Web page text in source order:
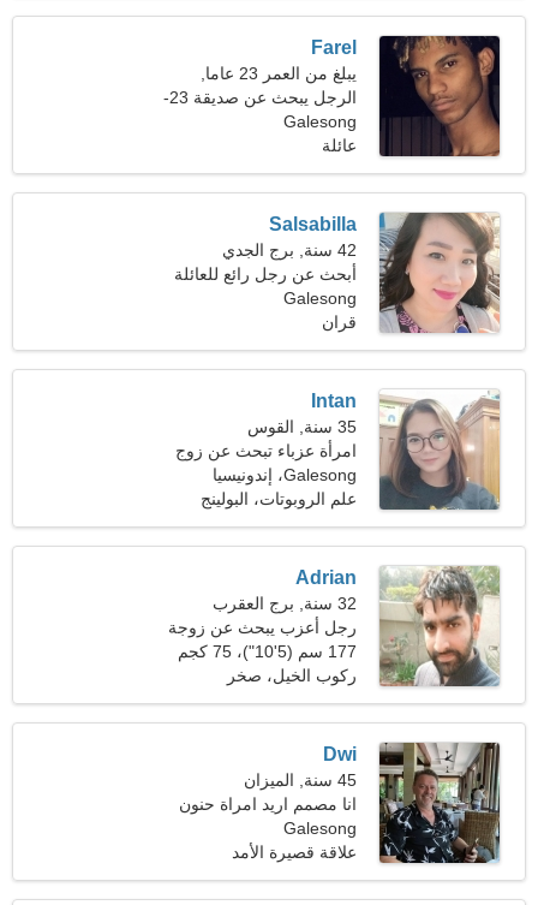
Farel
يبلغ من العمر 23 عاما,
القوس
الرجل يبحث عن صديقة 23-
29
Galesong
عائلة
Salsabilla
42 سنة, برج الجدي
أبحث عن رجل رائع للعائلة
Galesong
قران
Intan
35 سنة, القوس
امرأة عزباء تبحث عن زوج
39-43
Galesong، إندونيسيا
علم الروبوتات، البولينج
Adrian
32 سنة, برج العقرب
رجل أعزب يبحث عن زوجة
177 سم (5'10")، 75 كجم
(165 رطلا)ركوب الخيل، صخر
Dwi
45 سنة, الميزان
انا مصمم اريد امراة حنون
Galesong
علاقة قصيرة الأمد